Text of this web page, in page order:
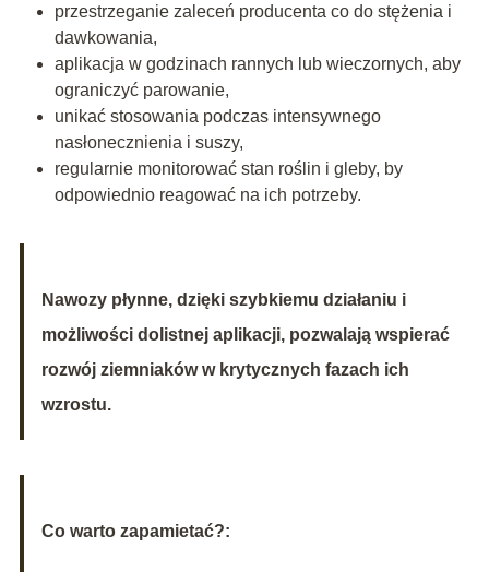
przestrzeganie zaleceń producenta co do stężenia i
dawkowania,
aplikacja w godzinach rannych lub wieczornych, aby
ograniczyć parowanie,
unikać stosowania podczas intensywnego
nasłonecznienia i suszy,
regularnie monitorować stan roślin i gleby, by
odpowiednio reagować na ich potrzeby.
Nawozy płynne, dzięki szybkiemu działaniu i
możliwości dolistnej aplikacji, pozwalają wspierać
rozwój ziemniaków w krytycznych fazach ich
wzrostu.
Co warto zapamietać?: